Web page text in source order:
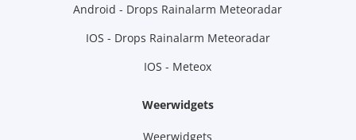
Android - Drops Rainalarm Meteoradar
IOS - Drops Rainalarm Meteoradar
IOS - Meteox
Weerwidgets
Weerwidgets